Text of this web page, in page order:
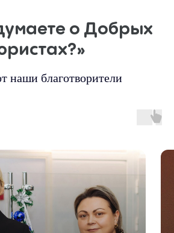
о Добрых
наши благотворители